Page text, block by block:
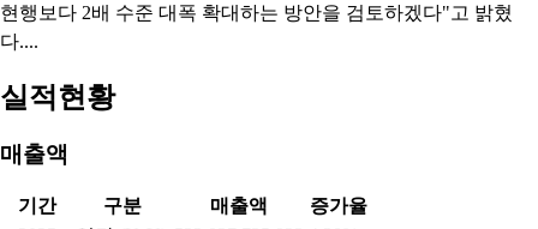
현행보다 2배 수준 대폭 확대하는 방안을 검토하겠다"고 밝혔
다....
실적현황
매출액
기간 구분 매출액
증가율